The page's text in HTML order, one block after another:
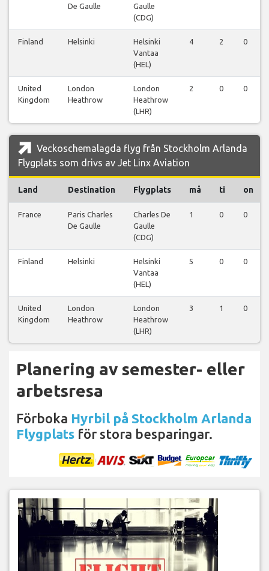
De Gaulle
Gaulle
(CDG)
Finland Helsinki
Helsinki
Vantaa
(HEL)
4 2 0
United
Kingdom
London
Heathrow
London
Heathrow
(LHR)
2 0 0
Veckoschemalagda flyg från Stockholm Arlanda
Flygplats som drivs av Jet Linx Aviation
Land Destination Flygplats må ti on
France
Paris Charles
De Gaulle
Charles De
Gaulle
(CDG)
1 0 0
Finland Helsinki
Helsinki
Vantaa
(HEL)
5 0 0
United
Kingdom
London
Heathrow
London
Heathrow
(LHR)
3 1 0
Planering av semester- eller
arbetsresa
Förboka Hyrbil på Stockholm Arlanda
Flygplats för stora besparingar.